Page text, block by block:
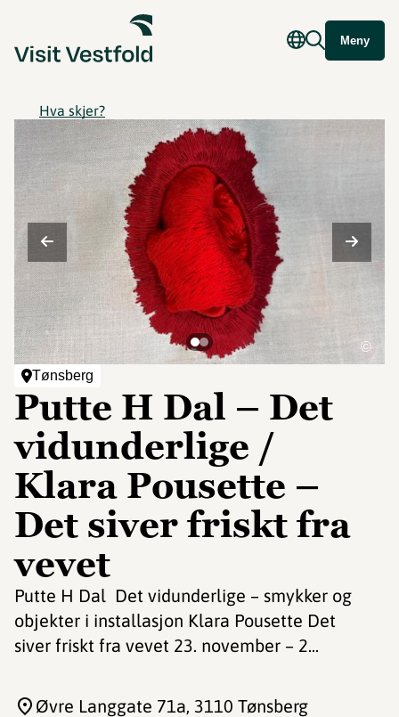
Meny
Hva skjer?
Tønsberg
Putte H Dal – Det
vidunderlige /
Klara Pousette –
Det siver friskt fra
vevet
Putte H Dal Det vidunderlige – smykker og
objekter i installasjon Klara Pousette Det
siver friskt fra vevet 23. november – 2...
©
Øvre Langgate 71a, 3110 Tønsberg